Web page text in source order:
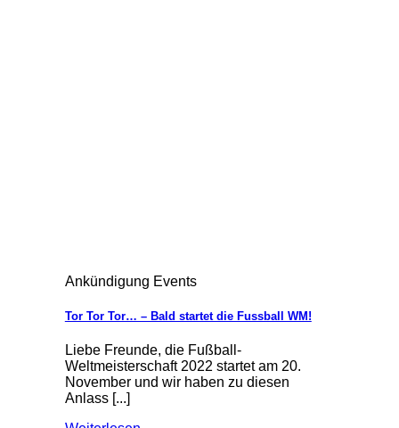
Ankündigung Events
Tor Tor Tor… – Bald startet die Fussball WM!
Liebe Freunde, die Fußball-
Weltmeisterschaft 2022 startet am 20.
November und wir haben zu diesen
Anlass [...]